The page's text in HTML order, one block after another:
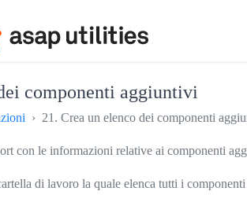
componenti aggiuntivi
› 21. Crea un elenco dei componenti
con le informazioni relative ai componenti
di lavoro la quale elenca tutti i